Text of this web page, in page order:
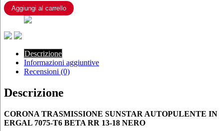
7075-
T6
RR
13-
NERO
quantità
Aggiungi al carrello
Descrizione
Informazioni aggiuntive
Recensioni (0)
Descrizione
CORONA TRASMISSIONE SUNSTAR AUTOPULENTE IN
ERGAL 7075-T6 BETA RR 13-18 NERO